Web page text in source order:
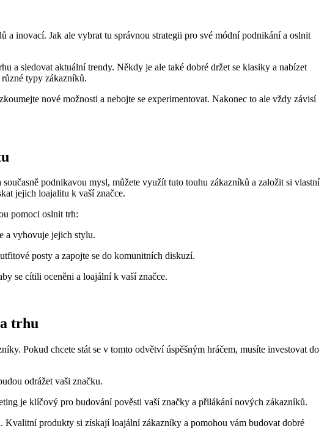
inovací. Jak ale vybrat tu správnou strategii pro své módní podnikání a oslnit
a sledovat aktuální trendy. Někdy je ale také dobré držet se klasiky a nabízet
typy zákazníků.
nové možnosti a nebojte se experimentovat. Nakonec to ale vždy závisí
podnikavou mysl, můžete využít tuto touhu zákazníků a založit si vlastní
jejich loajalitu k vaší značce.
pomoci oslnit trh:
a vyhovuje jejich stylu.
posty a zapojte se do komunitních diskuzí.
se cítili oceněni a loajální k vaší značce.
trhu
Pokud chcete stát se v tomto odvětví úspěšným hráčem, musíte investovat do
odrážet vaši značku.
je klíčový pro budování pověsti vaší značky a přilákání nových zákazníků.
produkty si získají loajální zákazníky a pomohou vám budovat dobré